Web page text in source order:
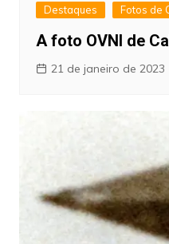
Destaques Fotos de
A foto OVNI de
21 de janeiro de 2023